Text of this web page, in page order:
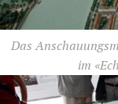
Das
im